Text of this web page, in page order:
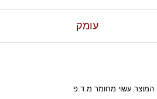
עומק
המוצר עשוי מחומר מ.ד.פ